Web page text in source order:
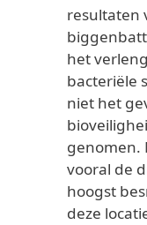
resultaten
het
bacteriële
niet het
genomen.
vooral de
hoogst
deze